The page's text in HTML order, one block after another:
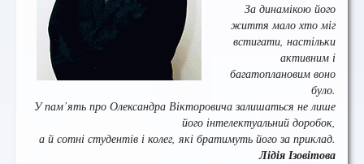
За динамікою його
життя мало хто міг
встигати, настільки
активним і
багатоплановим воно
було.
У пам’ять про Олександра Вікторовича залишаться не лише
його інтелектуальний доробок,
а й сотні студентів і колег, які братимуть його за приклад.
Лідія Ізовітова